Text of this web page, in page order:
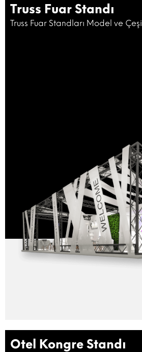
Truss Fuar Standı
Truss Fuar Standları Model ve
Otel Kongre Standı